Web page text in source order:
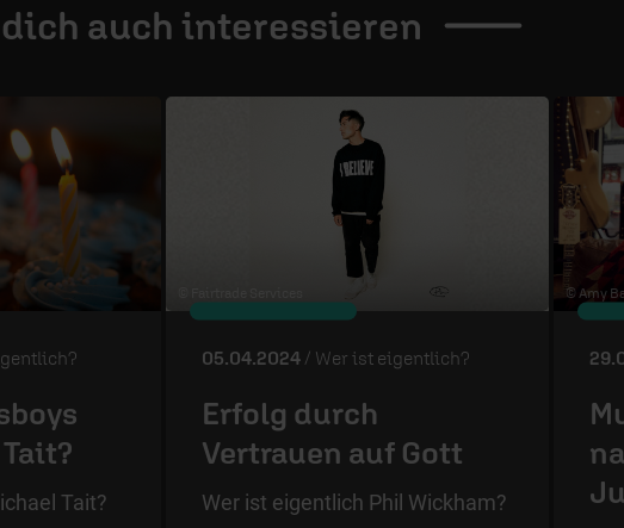
auch interessieren
Tait?
05.04.2024 / Wer ist eigentlich?
Erfolg durch
Vertrauen auf Gott
Wer ist eigentlich Phil Wickham?
© Amy